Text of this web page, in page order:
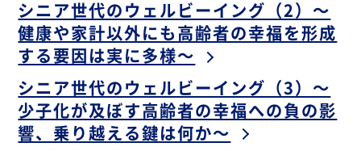
シニア世代のウェルビーイング（2）～
健康や家計以外にも高齢者の幸福を形成
する要因は実に多様～
シニア世代のウェルビーイング（3）～
少子化が及ぼす高齢者の幸福への負の影
響、乗り越える鍵は何か～